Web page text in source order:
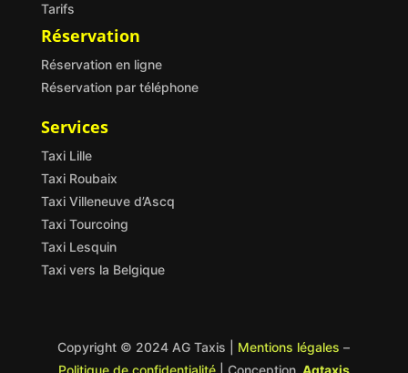
Tarifs
Réservation
Réservation en ligne
Réservation par téléphone
Services
Taxi Lille
Taxi Roubaix
Taxi Villeneuve d’Ascq
Taxi Tourcoing
Taxi Lesquin
Taxi vers la Belgique
Copyright © 2024 AG Taxis | Mentions légales –
Politique de confidentialité| Conception Agtaxis